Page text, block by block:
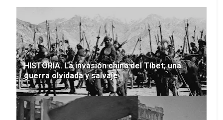
HISTORIA. La invasión china del Tíbet; una
guerra olvidada y salvaje